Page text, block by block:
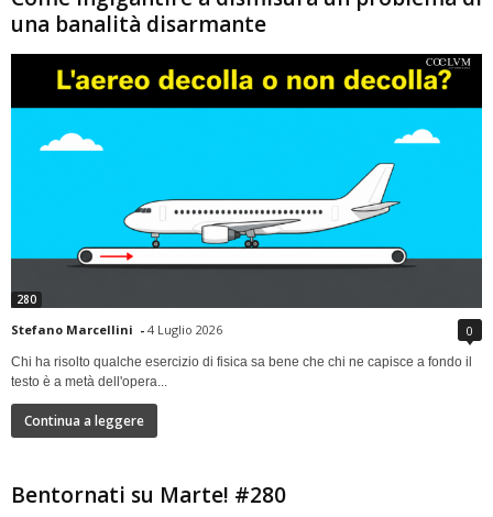
una banalità disarmante
280
Stefano Marcellini - 4 Luglio 2026 0
Chi ha risolto qualche esercizio di fisica sa bene che chi ne capisce a fondo il
testo è a metà dell'opera...
Continua a leggere
Bentornati su Marte! #280